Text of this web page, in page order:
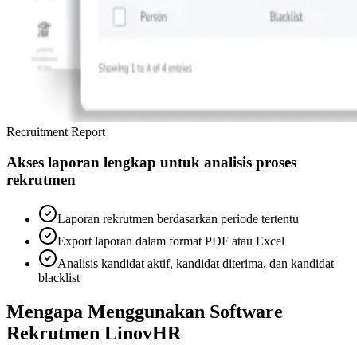
Recruitment Report
Akses laporan lengkap untuk analisis proses
rekrutmen
Laporan rekrutmen berdasarkan periode tertentu
Export laporan dalam format PDF atau Excel
Analisis kandidat aktif, kandidat diterima, dan kandidat
blacklist
Mengapa Menggunakan Software
Rekrutmen LinovHR